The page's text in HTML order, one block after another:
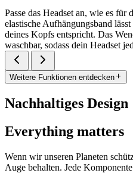
Passe das Headset an, wie es für
elastische Aufhängungsband
deines Kopfs entspricht. Das
waschbar, sodass dein Headset
Weitere Funktionen entdecken
Nachhaltiges Design
Everything matters
Wenn wir unseren Planeten
Auge behalten. Jede